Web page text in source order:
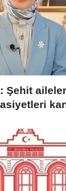
Şehit